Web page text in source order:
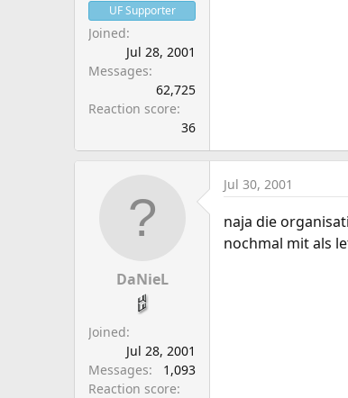
UF Supporter
Joined
Jul 28, 2001
Messages
62,725
Reaction score
36
DaNieL
Joined
Jul 28, 2001
Messages
1,093
Reaction score
Jul 30, 2001
naja die
nochmal mit als